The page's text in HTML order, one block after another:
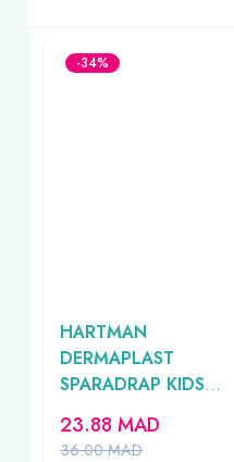
-34%
HARTMAN
DERMAPLAST
SPARADRAP KIDS
20UNITES
36.00MAD
23.88 MAD